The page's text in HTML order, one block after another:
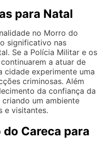
para Natal
no Morro do
significativo nas
Se a Polícia Militar e os
a atuar de
cidade experimente uma
criminosas. Além
da confiança da
um ambiente
e visitantes.
Careca para